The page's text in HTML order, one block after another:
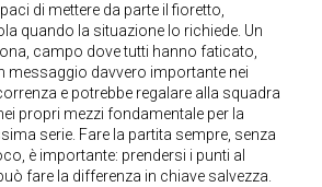
di mettere da parte il fioretto,
quando la situazione lo richiede. Un
campo dove tutti hanno faticato,
messaggio davvero importante nei
e potrebbe regalare alla squadra
propri mezzi fondamentale per la
serie. Fare la partita sempre, senza
è importante: prendersi i punti al
fare la differenza in chiave salvezza.